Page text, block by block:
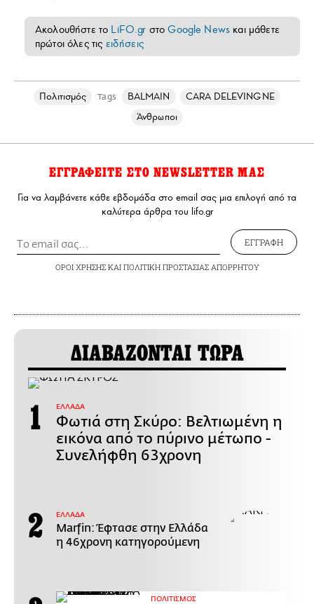
Ακολουθήστε το LiFO.gr στοGoogle News και μάθετε
πρώτοι όλες τις ειδήσεις
Πολιτισμός Tags BALMAIN
CARA DELEVINGNE
Άνθρωποι
ΕΓΓΡΑΦΕΙΤΕ ΣΤΟ NEWSLETTER ΜΑΣ
Για να λαμβάνετε κάθε εβδομάδα στο email σας μια επιλογή από τα
καλύτερα άρθρα του lifo.gr
ΕΓΓΡΑΦΗ
ΟΡΟΙ ΧΡΗΣΗΣΚΑΙ ΠΟΛΙΤΙΚΗ ΠΡΟΣΤΑΣΙΑΣ ΑΠΟΡΡΗΤΟΥ
ΔΙΑΒΑΖΟΝΤΑΙ ΤΩΡΑ
ΕΛΛΑΔΑ
Φωτιά στη Σκύρο: Βελτιωμένη η
εικόνα από το πύρινο μέτωπο -
Συνελήφθη 63χρονη
ΕΛΛΑΔΑ
Marfin: Έφτασε στην Ελλάδα
η 46χρονη κατηγορούμενη
ΠΟΛΙΤΙΣΜΟΣ